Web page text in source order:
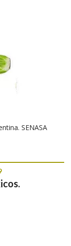
SENASA